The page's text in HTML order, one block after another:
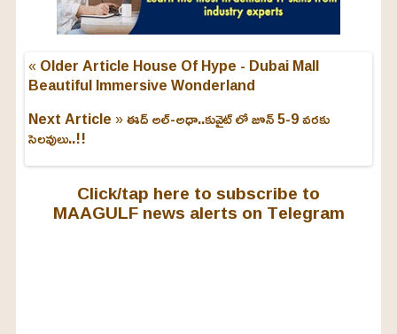
« Older Article House Of Hype - Dubai Mall
Beautiful Immersive Wonderland
Next Article »ఈద్ అల్-అధా..కువైట్ లో జూన్ 5-9 వరకు
సెలవులు..!!
Click/tap here to subscribe to
MAAGULF news alerts on Telegram